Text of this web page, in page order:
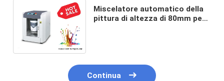
Miscelatore automatico della
pittura di altezza di 80mm per
Continua